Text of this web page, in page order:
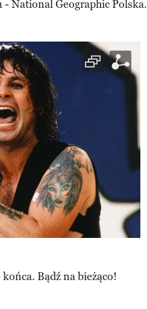
National Geographic Polska.
Bądź na bieżąco!